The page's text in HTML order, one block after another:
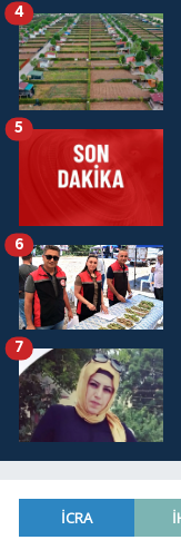
4
5
6
7